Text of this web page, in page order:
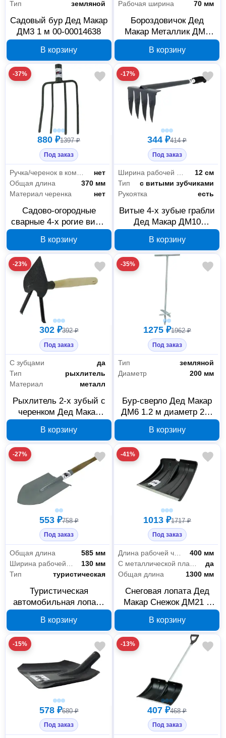
Тип земляной
Садовый бур Дед Макар
ДМ3 1 м 00-00014638
В корзину
Рабочая ширина 70 мм
Бороздовичок Дед
Макар Металлик ДМ1
В корзину
-37%
880 ₽1397 ₽
Под заказ
Ручка/черенок в комплекте
нет
Общая длина
370 мм
Материал черенка
нет
Садово-огородные
сварные 4-х рогие вилы
00-00014651
В корзину
-17%
344 ₽414 ₽
Под заказ
Ширина рабочей части
12 см
Тип
с витыми зубчиками
Рукоятка
есть
Витые 4-х зубые грабли
Дед Макар ДМ10
00014653
В корзину
-23%
302 ₽392 ₽
Под заказ
С зубцами
да
Тип
рыхлитель
Материал
металл
Рыхлитель 2-х зубый с
черенком Дед Макар
00014696
В корзину
-35%
1275 ₽1962 ₽
Под заказ
Тип
земляной
Диаметр
200 мм
Бур-сверло Дед Макар
ДМ6 1.2 м диаметр 200
В корзину
-27%
553 ₽758 ₽
Под заказ
Общая длина
585 мм
130 мм
Тип
туристическая
Туристическая
автомобильная лопата
00014671
В корзину
-41%
1013 ₽1717 ₽
Под заказ
Длина рабочей части
400 мм
да
Общая длина
1300 мм
Снеговая лопата Дед
Макар Снежок ДМ21 с
00-00014666
В корзину
-15%
578 ₽680 ₽
Под заказ
-13%
407 ₽468 ₽
Под заказ